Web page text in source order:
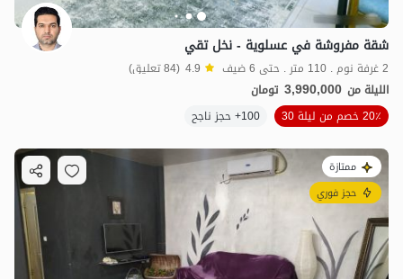
شقة مفروشة في عسلوية - نخل تقي
2 غرفة نوم . 110 متر . حتى 6 ضيف 4.9 (84 تعليق)
الليلة من 3,990,000 تومان
20٪ خصم من ليلة 30
100+ حجز ناجح
ممتازة
حجز فوري